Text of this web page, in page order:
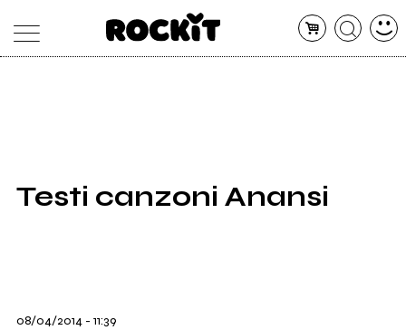
SHOP
Testi canzoni Anansi
08/04/2014 - 11:39